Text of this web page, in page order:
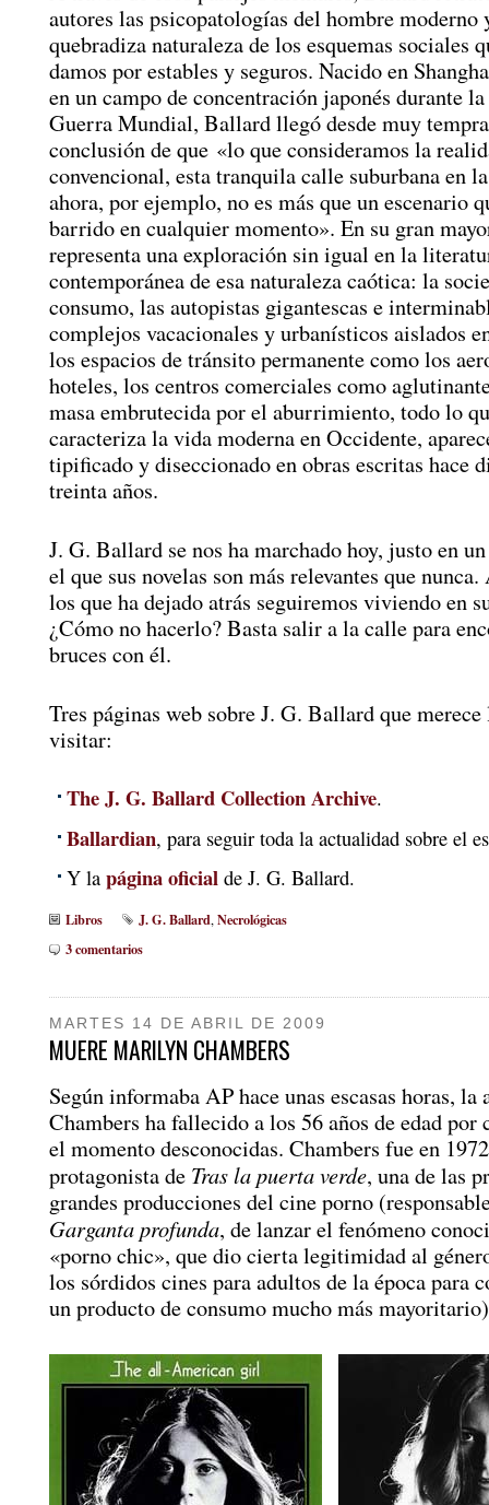
autores las psicopatologías del hombre moderno
quebradiza naturaleza de los esquemas sociales
damos por estables y seguros. Nacido en
en un campo de concentración japonés durante la
Guerra Mundial, Ballard llegó desde muy
conclusión de que «lo que consideramos la
convencional, esta tranquila calle suburbana en
ahora, por ejemplo, no es más que un escenario
barrido en cualquier momento». En su gran
representa una exploración sin igual en la
contemporánea de esa naturaleza caótica: la
consumo, las autopistas gigantescas e
complejos vacacionales y urbanísticos aislados
los espacios de tránsito permanente como los
hoteles, los centros comerciales como
masa embrutecida por el aburrimiento, todo lo
caracteriza la vida moderna en Occidente,
tipificado y diseccionado en obras escritas hace
treinta años.
J. G. Ballard se nos ha marchado hoy, justo en
el que sus novelas son más relevantes que
los que ha dejado atrás seguiremos viviendo en
¿Cómo no hacerlo? Basta salir a la calle para
bruces con él.
Tres páginas web sobre J. G. Ballard que merece
visitar:
The J. G. Ballard Collection Archive.
Ballardian, para seguir toda la actualidad sobre el
Y la página oficial de J. G. Ballard.
Libros J. G. Ballard, Necrológicas
3 comentarios
MARTES 14 DE ABRIL DE 2009
MUERE MARILYN CHAMBERS
Según informaba AP hace unas escasas horas,
Chambers ha fallecido a los 56 años de edad por
el momento desconocidas. Chambers fue en
protagonista de Tras la puerta verde, una de las
grandes producciones del cine porno
Garganta profunda, de lanzar el fenómeno
«porno chic», que dio cierta legitimidad al
los sórdidos cines para adultos de la época para
un producto de consumo mucho más